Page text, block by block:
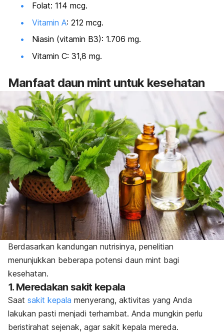
Folat: 114 mcg.
Vitamin A: 212 mcg.
Niasin (vitamin B3): 1.706 mg.
Vitamin C: 31,8 mg.
Manfaat daun mint untuk kesehatan
Berdasarkan kandungan nutrisinya, penelitian
menunjukkan beberapa potensi daun mint bagi
kesehatan.
1. Meredakan sakit kepala
Saat sakit kepala menyerang, aktivitas yang Anda
lakukan pasti menjadi terhambat. Anda mungkin perlu
beristirahat sejenak, agar sakit kepala mereda.